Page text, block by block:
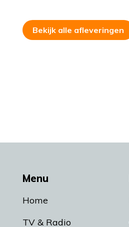
Bekijk alle afleveringen
Menu
Home
TV & Radio